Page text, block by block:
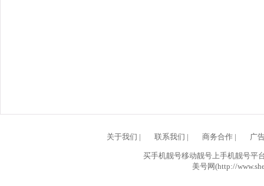
关于我们 | 联系我们 | 商务合作| 广
买手机靓号移动靓号上手机靓号平
美号网(http://